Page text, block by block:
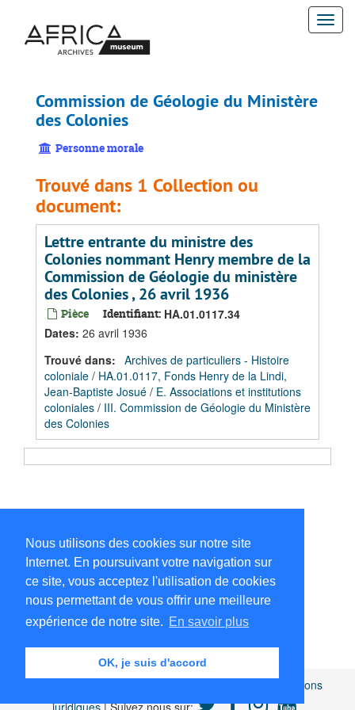
Nous utilisons des cookies sur notre site
Internet. En poursuivant votre navigation sur
ce site, vous acceptez l'utilisation de cookies
nous permettant de vous offrir une meilleure
expérience de notre site. En savoir plus
OK, je suis d'accord
contenu
Commission de Géologie du Ministère
des Colonies
Personne morale
Trouvé dans 1 Collection ou
document:
Lettre entrante du ministre des
Colonies nommant Henry membre de la
Commission de Géologie du ministère
des Colonies , 26 avril 1936
Pièce Identifiant: HA.01.0117.34
Dates: 26 avril 1936
Trouvé dans: Archives de particuliers - Histoire
coloniale / HA.01.0117, Fonds Henry de la Lindi,
Jean-Baptiste Josué / E. Associations et institutions
coloniales / III. Commission de Géologie du Ministère
des Colonies
Mentions
juridiques| Suivez nous sur: